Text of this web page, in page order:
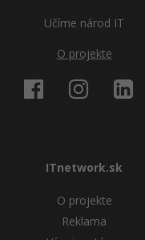
Učíme národ IT
O projekte
ITnetwork.sk
O projekte
Reklama